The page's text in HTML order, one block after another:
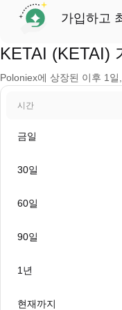
가입하고
KETAI (KETAI)
Poloniex에 상장된 이후 1
시간
금일
30일
60일
90일
1년
현재까지